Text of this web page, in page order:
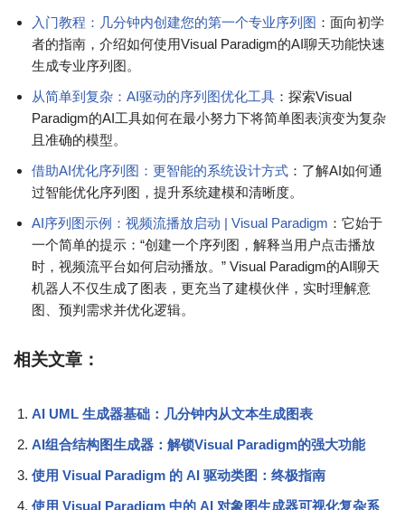
入门教程：几分钟内创建您的第一个专业序列图 ：面向初学
者的指南，介绍如何使用Visual Paradigm的AI聊天功能快速
生成专业序列图。
从简单到复杂：AI驱动的序列图优化工具 ：探索Visual
Paradigm的AI工具如何在最小努力下将简单图表演变为复杂
且准确的模型。
借助AI优化序列图：更智能的系统设计方式 ：了解AI如何通
过智能优化序列图，提升系统建模和清晰度。
AI序列图示例：视频流播放启动 | Visual Paradigm ：它始于
一个简单的提示：“创建一个序列图，解释当用户点击播放
时，视频流平台如何启动播放。” Visual Paradigm的AI聊天
机器人不仅生成了图表，更充当了建模伙伴，实时理解意
图、预判需求并优化逻辑。
相关文章：
AI UML 生成器基础：几分钟内从文本生成图表
AI组合结构图生成器：解锁Visual Paradigm的强大功能
使用 Visual Paradigm 的 AI 驱动类图：终极指南
使用 Visual Paradigm 中的 AI 对象图生成器可视化复杂系